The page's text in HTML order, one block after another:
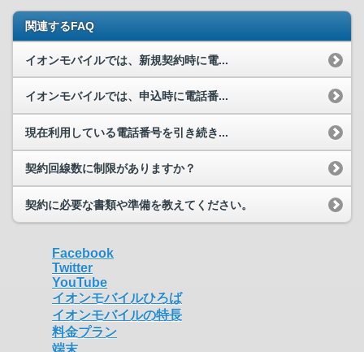
関連するFAQ
イオンモバイルでは、新規契約時に電...
イオンモバイルでは、申込時に電話番...
現在利用している電話番号を引き続き...
契約回線数に制限がありますか？
契約に必要な書類や準備を教えてください。
Facebook
Twitter
YouTube
イオンモバイルひろば
イオンモバイルの特長
料金プラン
端末